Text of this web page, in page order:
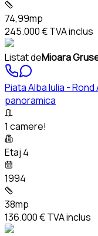
74,99mp
245.000 €TVA inclus
Listat deMioara
Piata Alba Iulia -
panoramica
1 camere!
Etaj 4
1994
38mp
136.000 €TVA inclus